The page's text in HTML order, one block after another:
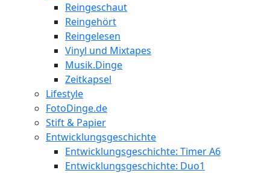
Reingeschaut
Reingehört
Reingelesen
Vinyl und Mixtapes
Musik.Dinge
Zeitkapsel
Lifestyle
FotoDinge.de
Stift & Papier
Entwicklungsgeschichte
Entwicklungsgeschichte: Timer A6
Entwicklungsgeschichte: Duo1